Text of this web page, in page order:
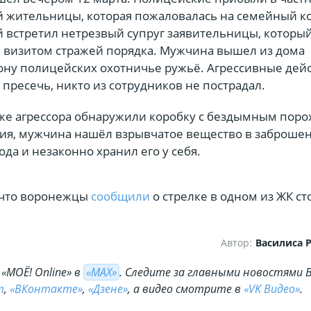
жительницы, которая пожаловалась на семейный
нетрезвый супруг заявительницы,
стражей порядка. Мужчина вышел из дома
полицейских охотничье ружьё. Агрессивные
никто из сотрудников не пострадал.
агрессора обнаружили коробку с бездымным
мужчина нашёл взрывчатое вещество в
и незаконно хранил его у себя.
воронежцы сообщили о стрелке в одном из ЖК
Автор:
Online» в «МАХ». Cледите за главными новостями
, «ВКонтакте», «Дзене», а видео смотрите в «VK Видео».